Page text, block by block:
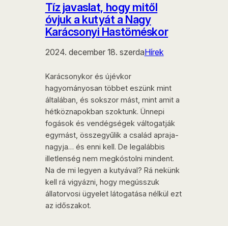
Tíz javaslat, hogy mitől
óvjuk a kutyát a Nagy
Karácsonyi Hastöméskor
2024. december 18. szerdaHírek
Karácsonykor és újévkor
hagyományosan többet eszünk mint
általában, és sokszor mást, mint amit a
hétköznapokban szoktunk. Ünnepi
fogások és vendégségek váltogatják
egymást, összegyűlik a család apraja-
nagyja… és enni kell. De legalábbis
illetlenség nem megkóstolni mindent.
Na de mi legyen a kutyával? Rá nekünk
kell rá vigyázni, hogy megússzuk
állatorvosi ügyelet látogatása nélkül ezt
az időszakot.